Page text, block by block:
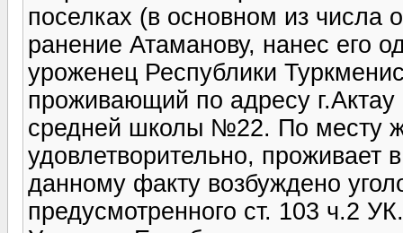
поселках (в основном из числа
ранение Атаманову, нанес его
уроженец Республики
проживающий по адресу
средней школы №22. По месту
удовлетворительно, проживает
данному факту возбуждено
предусмотренного ст. 103 ч.2